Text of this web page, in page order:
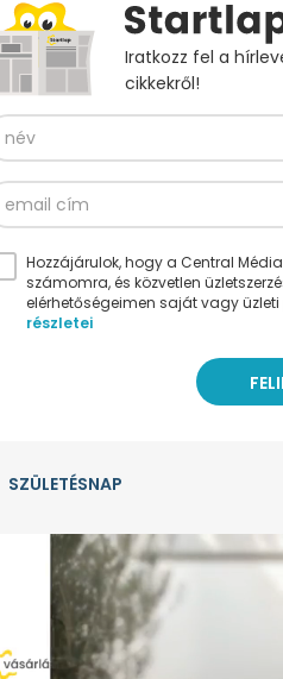
Iratkozz fel a
cikkekről!
Hozzájárulok, hogy a Central
számomra, és közvetlen
elérhetőségeimen saját vagy
részletei
SZÜLETÉSNAP